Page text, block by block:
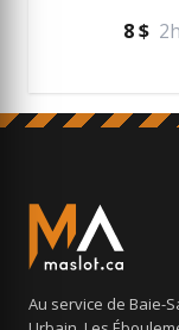
8 $ 2h
Au service de Baie-